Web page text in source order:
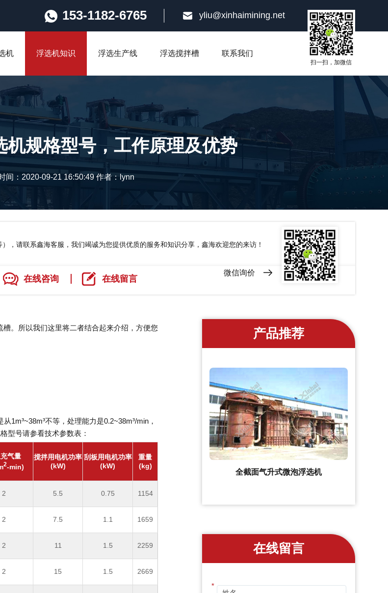
153-1182-6765 yliu@xinhaimining.net
扫一扫，加微信
机 浮选机知识 浮选生产线 浮选搅拌槽 联系我们
机规格型号，工作原理及优势
间：2020-09-21 16:50:49 作者：lynn
，请联系鑫海客服，我们竭诚为您提供优质的服务和知识分享，鑫海欢迎您的来访！
在线咨询 在线留言
微信询价
。所以我们这里将二者结合起来介绍，方便您
1m³~38m³不等，处理能力是0.2~38m³/min，
型号请参看技术参数表：
充气量
2-min)
搅拌用电机功率
(kW)
刮板用电机功率
(kW)
重量
(kg)
2 5.5 0.75 1154
2 7.5 1.1 1659
2 11 1.5 2259
2 15 1.5 2669
产品推荐
全截面气升式微泡浮选机
在线留言
*